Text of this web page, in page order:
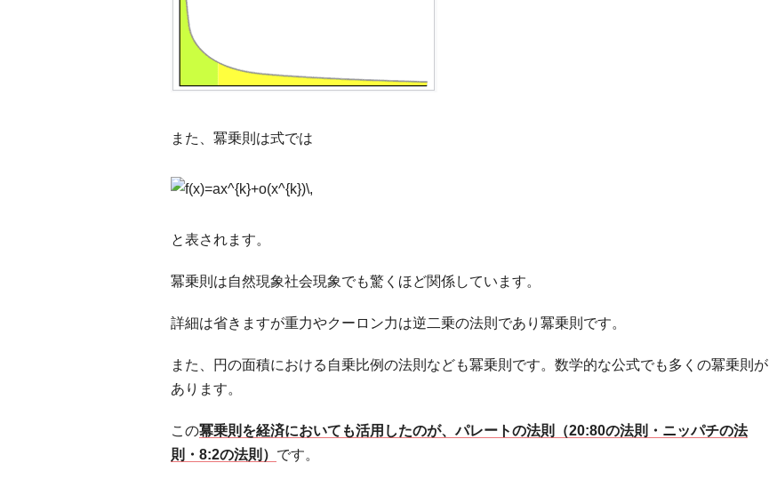
また、冪乗則は式では
と表されます。
冪乗則は自然現象社会現象でも驚くほど関係しています。
詳細は省きますが重力やクーロン力は逆二乗の法則であり冪乗則です。
また、円の面積における自乗比例の法則なども冪乗則です。数学的な公式でも多くの冪乗則が
あります。
この冪乗則を経済においても活用したのが、パレートの法則（20:80の法則・ニッパチの法
則・8:2の法則） です。